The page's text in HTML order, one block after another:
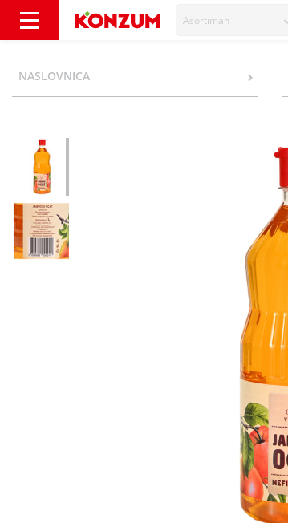
Asortiman
NASLOVNICA